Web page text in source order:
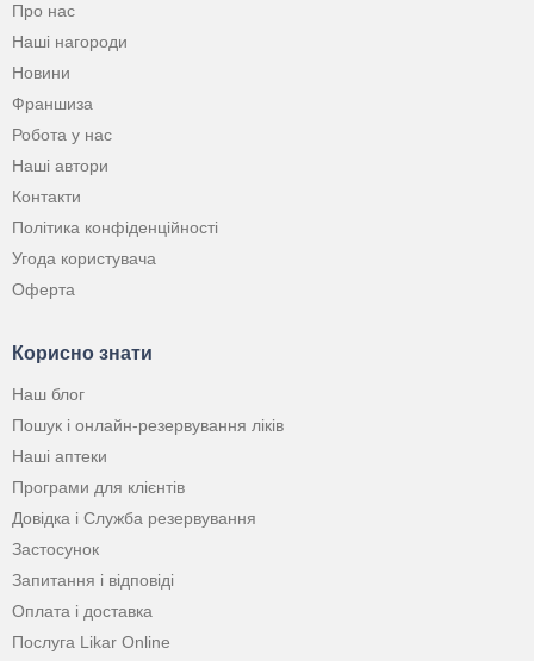
Про нас
Наші нагороди
Новини
Франшиза
Робота у нас
Наші автори
Контакти
Політика конфіденційності
Угода користувача
Оферта
Корисно знати
Наш блог
Пошук і онлайн-резервування ліків
Наші аптеки
Програми для клієнтів
Довідка і Служба резервування
Застосунок
Запитання і відповіді
Оплата і доставка
Послуга Likar Online